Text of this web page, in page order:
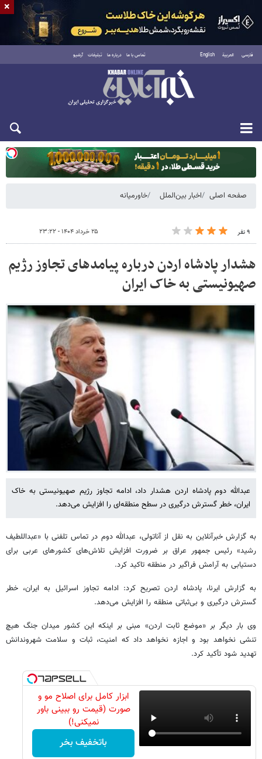
فارسی العربية English تماس با ما درباره ما تبلیغات آرشیو
یکشنبه ۱۸ مرداد ۱۴۰۵
صفحه اصلی اخبار بین‌الملل خاورمیانه
۹ نفر ۲۵ خرداد ۱۴۰۴ - ۲۳:۲۲
هشدار پادشاه اردن درباره پیامدهای تجاوز رژیم
صهیونیستی به خاک ایران
عبدالله دوم پادشاه اردن هشدار داد، ادامه تجاوز رژیم صهیونیستی به خاک
ایران، خطر گسترش درگیری در سطح منطقه‌ای را افزایش می‌دهد.
به گزارش خبرآنلاین به نقل از آناتولی، عبدالله دوم در تماس تلفنی با «عبداللطیف
رشید» رئیس جمهور عراق بر ضرورت افزایش تلاش‌های کشورهای عربی برای
دستیابی به آرامش فراگیر در منطقه تاکید کرد.
به گزارش ایرنا، پادشاه اردن تصریح کرد: ادامه تجاوز اسرائیل به ایران، خطر
گسترش درگیری و بی‌ثباتی منطقه را افزایش می‌دهد.
وی بار دیگر بر «موضع ثابت اردن» مبنی بر اینکه این کشور میدان جنگ هیچ
تنشی نخواهد بود و اجازه نخواهد داد که امنیت، ثبات و سلامت شهروندانش
تهدید شود تأکید کرد.
ابزار کامل برای اصلاح مو و
صورت (قیمت رو ببینی باور
نمیکنی!)
باتخفیف بخر
×